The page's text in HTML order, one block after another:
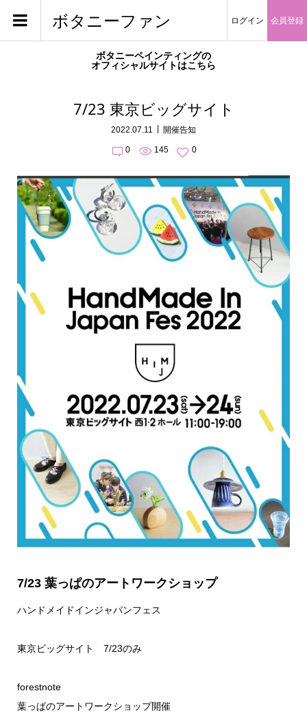
ボタニーファン ログイン 会員登録
ボタニーペインティングの
オフィシャルサイトはこちら
7/23 東京ビッグサイト
2022.07.11 開催告知
0 145 0
7/23 葉っぱのアートワークショップ
ハンドメイドインジャパンフェス
東京ビッグサイト 7/23のみ
forestnote
葉っぱのアートワークショップ開催